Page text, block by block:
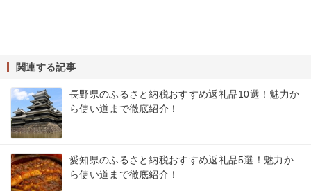
関連する記事
長野県のふるさと納税おすすめ返礼品10選！魅力か
ら使い道まで徹底紹介！
愛知県のふるさと納税おすすめ返礼品5選！魅力か
ら使い道まで徹底紹介！